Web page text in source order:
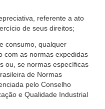
referente a ato
de seus direitos;
consumo, qualquer
com as normas expedidas
ou, se normas específicas
de Normas
pelo Conselho
e Qualidade Industrial